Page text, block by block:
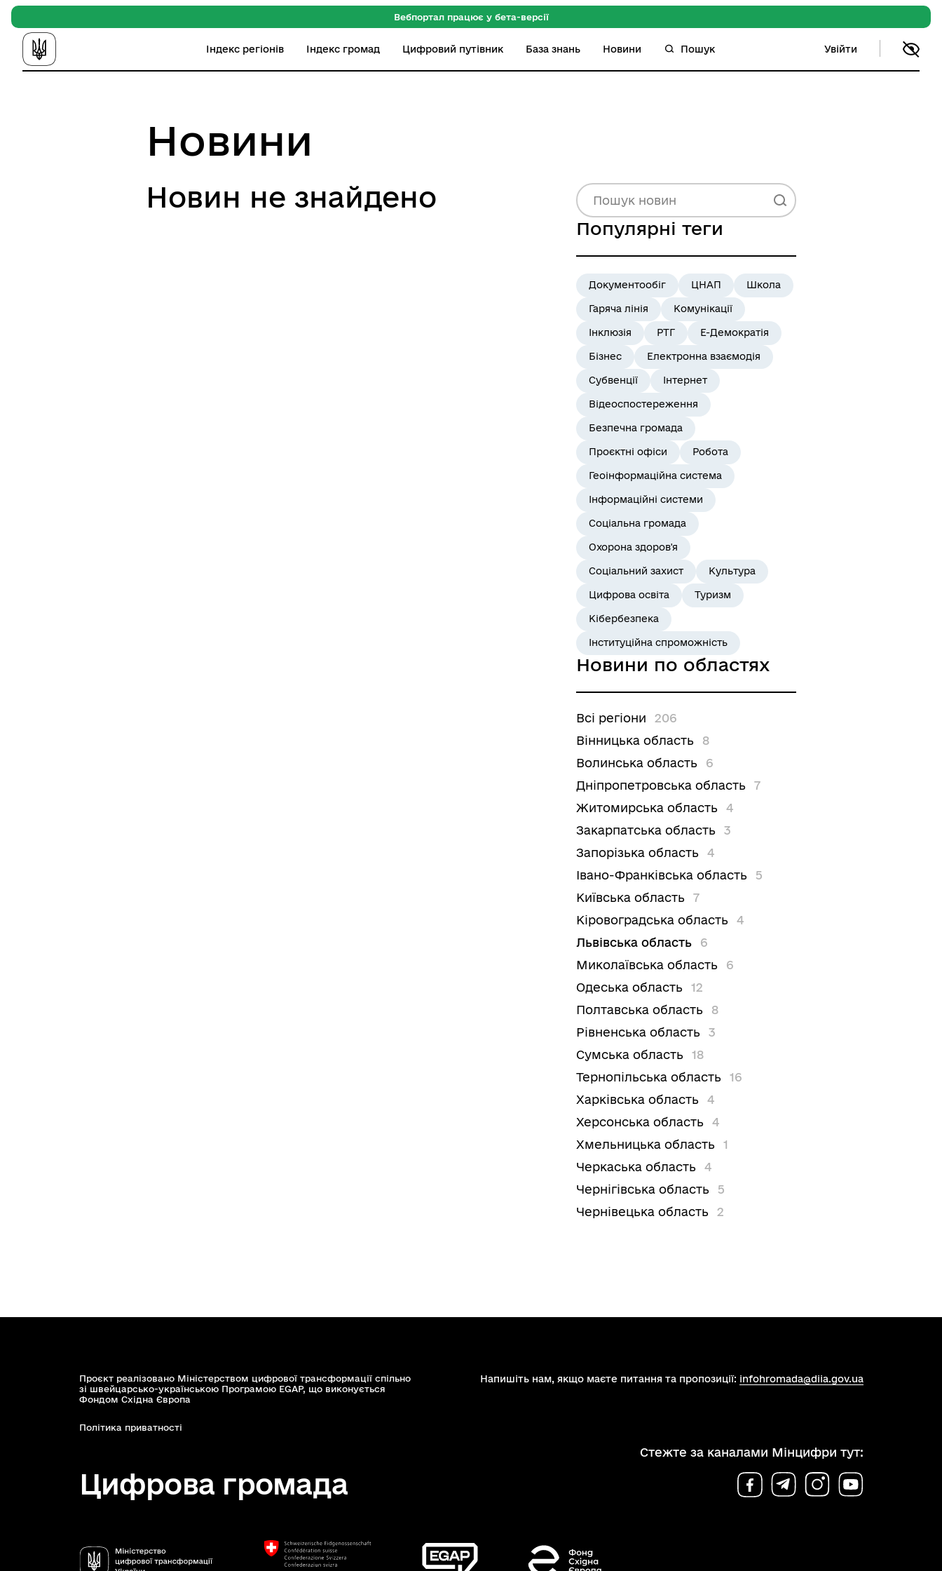
Вебпортал працює у бета-версії
Індекс регіонів Індекс громад Цифровий путівник База знань Новини Пошук Увійти
Новини
Новин не знайдено
Популярні теги
Документообіг ЦНАП Школа
Гаряча лінія Комунікації
Інклюзія РТГ Е-Демократія
Бізнес Електронна взаємодія
Субвенції Інтернет
Відеоспостереження
Безпечна громада
Проєктні офіси Робота
Геоінформаційна система
Інформаційні системи
Соціальна громада
Охорона здоров'я
Соціальний захист Культура
Цифрова освіта Туризм
Кібербезпека
Інституційна спроможність
Новини по областях
Всі регіони
206
Вінницька область
8
Волинська область
6
Дніпропетровська область
7
Житомирська область
4
Закарпатська область
3
Запорізька область
4
Івано-Франківська область
5
Київська область
7
Кіровоградська область
4
Львівська область
6
Миколаївська область
6
Одеська область
12
Полтавська область
8
Рівненська область
3
Сумська область
18
Тернопільська область
16
Харківська область
4
Херсонська область
4
Хмельницька область
1
Черкаська область
4
Чернігівська область
5
Чернівецька область
2
Проєкт реалізовано Міністерством цифрової трансформації спільно
зі швейцарсько-українською Програмою EGAP, що виконується
Фондом Східна Європа
Політика приватності
Цифрова громада
Напишіть нам, якщо маєте питання та пропозиції: infohromada@diia.gov.ua
Стежте за каналами Мінцифри тут: